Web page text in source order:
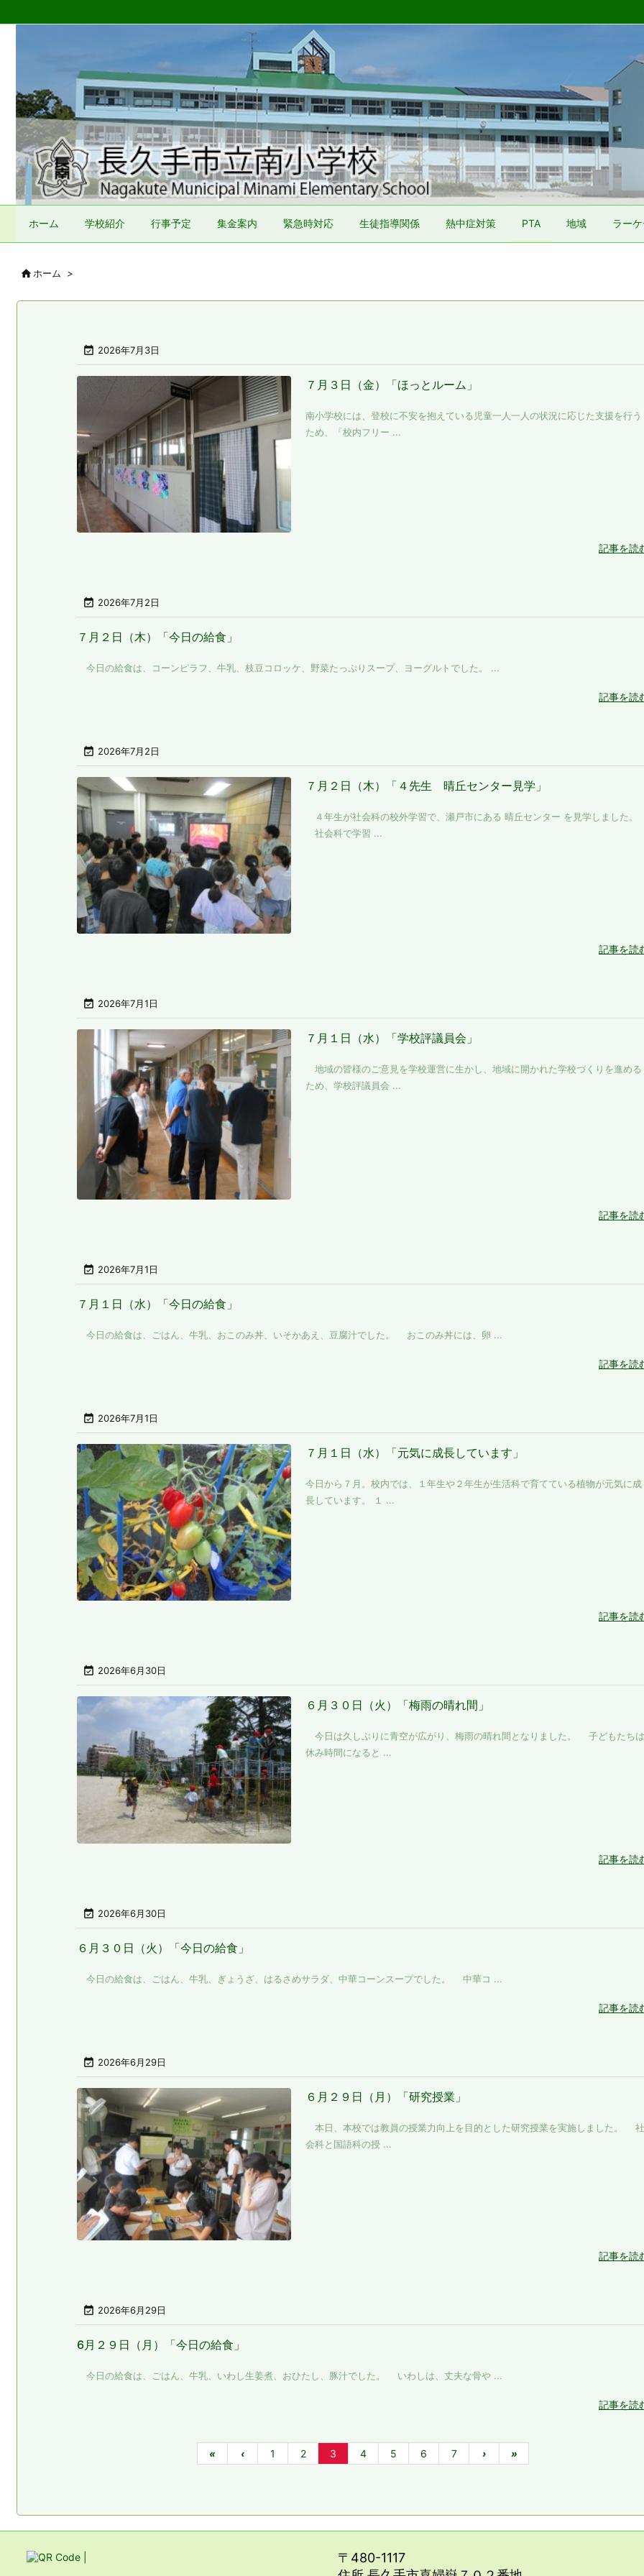
ホーム 学校紹介 行事予定 集金案内 緊急時対応 生徒指導関係 熱中症対策 PTA 地域 ラー
ホーム >
 2026年7月3日
７月３日（金）「ほっとルーム」
南小学校には、登校に不安を抱えている児童一人一人の状況に応じた支援を行う
ため、「校内フリー ...
記事を読
 2026年7月2日
７月２日（木）「今日の給食」
今日の給食は、コーンピラフ、牛乳、枝豆コロッケ、野菜たっぷりスープ、ヨーグルトでした。 ...
記事を読
 2026年7月2日
７月２日（木）「４先生 晴丘センター見学」
４年生が社会科の校外学習で、瀬戸市にある 晴丘センター を見学しました。
社会科で学習 ...
記事を読
 2026年7月1日
７月１日（水）「学校評議員会」
地域の皆様のご意見を学校運営に生かし、地域に開かれた学校づくりを進める
ため、学校評議員会 ...
記事を読
 2026年7月1日
７月１日（水）「今日の給食」
今日の給食は、ごはん、牛乳、おこのみ丼、いそかあえ、豆腐汁でした。 おこのみ丼には、卵 ...
記事を読
 2026年7月1日
７月１日（水）「元気に成長しています」
今日から７月。校内では、１年生や２年生が生活科で育てている植物が元気に成
長しています。 １ ...
記事を読
 2026年6月30日
６月３０日（火）「梅雨の晴れ間」
今日は久しぶりに青空が広がり、梅雨の晴れ間となりました。 子どもたち
休み時間になると ...
記事を読
 2026年6月30日
６月３０日（火）「今日の給食」
今日の給食は、ごはん、牛乳、ぎょうざ、はるさめサラダ、中華コーンスープでした。 中華コ ...
記事を読
 2026年6月29日
６月２９日（月）「研究授業」
本日、本校では教員の授業力向上を目的とした研究授業を実施しました。
会科と国語科の授 ...
記事を読
 2026年6月29日
6月２９日（月）「今日の給食」
今日の給食は、ごはん、牛乳、いわし生姜煮、おひたし、豚汁でした。 いわしは、丈夫な骨や ...
記事を読
« ‹ 1 2 3 4 5 6 7 › »
〒480-1117